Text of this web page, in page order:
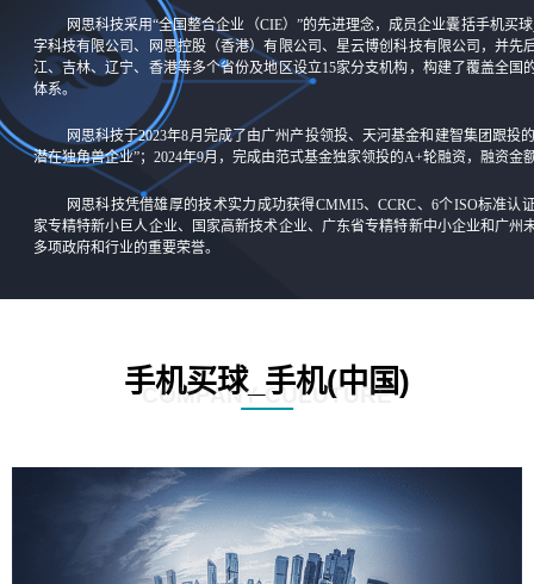
网思科技采用“全国整合企业（CIE）”的先进理念，成员企业囊括手机买
字科技有限公司、网思控股（香港）有限公司、星云博创科技有限公司，并先
江、吉林、辽宁、香港等多个省份及地区设立15家分支机构，构建了覆盖全国
体系。
网思科技于2023年8月完成了由广州产投领投、天河基金和建智集团跟投
潜在独角兽企业”；2024年9月，完成由范式基金独家领投的A+轮融资，融资金
网思科技凭借雄厚的技术实力成功获得CMMI5、CCRC、6个ISO标准认
家专精特新小巨人企业、国家高新技术企业、广东省专精特新中小企业和广州
多项政府和行业的重要荣誉。
手机买球_手机(中国)
COMPANY CULUTURE